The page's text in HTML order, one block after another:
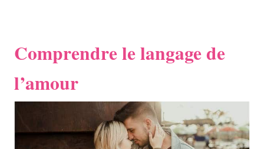
Comprendre le langage de
l’amour